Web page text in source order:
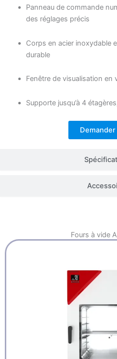
Panneau de commande
des réglages précis
Corps en acier inoxydable
durable
Fenêtre de visualisation en
Supporte jusqu’à 4
Fours à vide